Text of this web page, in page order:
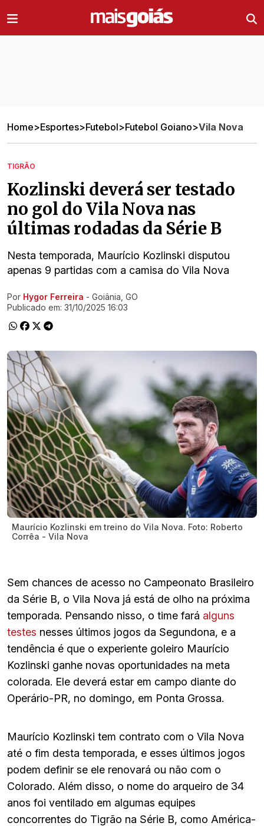
Home>Esportes>Futebol>Futebol Goiano>Vila Nova
TIGRÃO
Kozlinski deverá ser testado
no gol do Vila Nova nas
últimas rodadas da Série B
Nesta temporada, Maurício Kozlinski disputou
apenas 9 partidas com a camisa do Vila Nova
Ir direto pra matéria
Por Hygor Ferreira - Goiânia, GO
Publicado em: 31/10/2025 16:03
Maurício Kozlinski em treino do Vila Nova. Foto: Roberto
Corrêa - Vila Nova
Sem chances de acesso no Campeonato Brasileiro
da Série B, o Vila Nova já está de olho na próxima
temporada. Pensando nisso, o time fará alguns
testes nesses últimos jogos da Segundona, e a
tendência é que o experiente goleiro Maurício
Kozlinski ganhe novas oportunidades na meta
colorada. Ele deverá estar em campo diante do
Operário-PR, no domingo, em Ponta Grossa.
Maurício Kozlinski tem contrato com o Vila Nova
até o fim desta temporada, e esses últimos jogos
podem definir se ele renovará ou não com o
Colorado. Além disso, o nome do arqueiro de 34
anos foi ventilado em algumas equipes
concorrentes do Tigrão na Série B, como América-